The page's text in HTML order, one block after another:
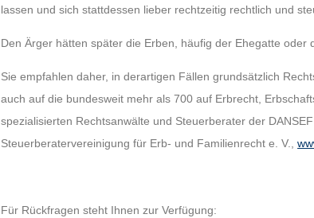
lassen und sich stattdessen lieber rechtzeitig rechtlich und
Den Ärger hätten später die Erben, häufig der Ehegatte oder
Sie empfahlen daher, in derartigen Fällen grundsätzlich
auch auf die bundesweit mehr als 700 auf Erbrecht,
spezialisierten Rechtsanwälte und Steuerberater der
Steuerberatervereinigung für Erb- und Familienrecht e. V.,
Für Rückfragen steht Ihnen zur Verfügung: